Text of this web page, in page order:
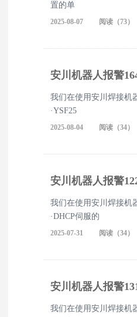
置的单
2025-08-07 阅读（73）
安川机器人报警
我们在使用安川焊接机
·YSF25
2025-08-04 阅读（34）
安川机器人报警
我们在使用安川焊接机
·DHCP伺服的
2025-07-31 阅读（34）
安川机器人报警
我们在使用安川焊接机